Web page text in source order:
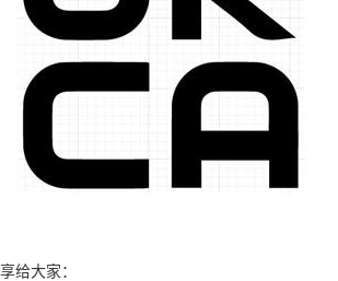
给大家：